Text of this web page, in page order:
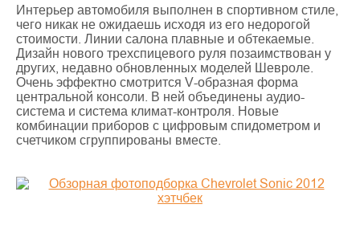
Интерьер автомобиля выполнен в спортивном стиле,
чего никак не ожидаешь исходя из его недорогой
стоимости. Линии салона плавные и обтекаемые.
Дизайн нового трехспицевого руля позаимствован у
других, недавно обновленных моделей Шевроле.
Очень эффектно смотрится V-образная форма
центральной консоли. В ней объединены аудио-
система и система климат-контроля. Новые
комбинации приборов с цифровым спидометром и
счетчиком сгруппированы вместе.